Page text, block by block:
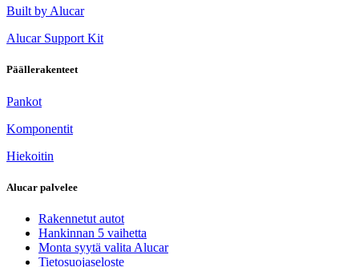
Built by Alucar
Alucar Support Kit
Päällerakenteet
Pankot
Komponentit
Hiekoitin
Alucar palvelee
Rakennetut autot
Hankinnan 5 vaihetta
Monta syytä valita Alucar
Tietosuojaseloste